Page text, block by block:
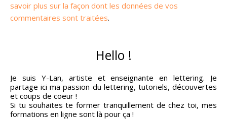
savoir plus sur la façon dont les données de vos
commentaires sont traitées.
Hello !
Je suis Y-Lan, artiste et enseignante en lettering. Je
partage ici ma passion du lettering, tutoriels, découvertes
et coups de coeur !
Si tu souhaites te former tranquillement de chez toi, mes
formations en ligne sont là pour ça !